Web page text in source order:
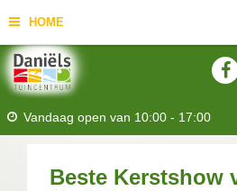
HOME
Vandaag open van 10:00 - 17:00
Beste Kerstshow